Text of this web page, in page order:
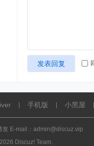
发表回复
手机版 小黑屋
发 E-mail：admin@discuz.vip
Discuz! Team.